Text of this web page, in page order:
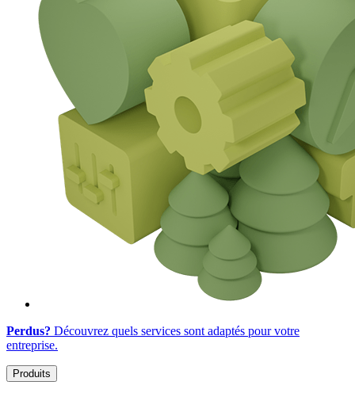
Perdus? Découvrez quels services sont adaptés pour votre
entreprise.
Produits